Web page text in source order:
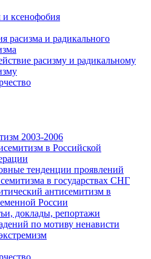
ксенофобия
расизма и радикального
расизму и радикальному
2003-2006
в Российской
тенденции проявлений
в государствах СНГ
антисемитизм в
России
доклады, репортажи
по мотиву ненависти